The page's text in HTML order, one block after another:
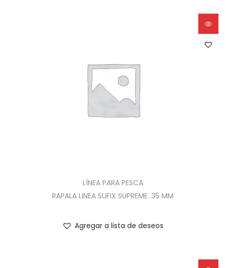
LÍNEA PARA PESCA
RAPALA LINEA SUFIX SUPREME .35 MM
Agregar a lista de deseos